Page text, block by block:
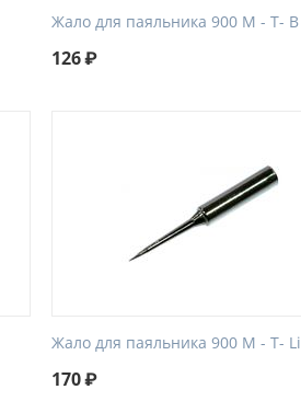
Жало для паяльника 900 М - Т- B
126₽
Жало для паяльника 900 М - Т- Li
170₽